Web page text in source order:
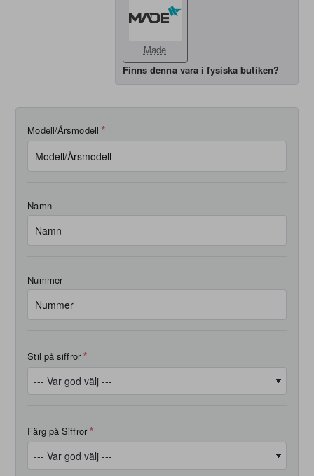
Made
Finns denna vara i fysiska butiken?
Modell/Årsmodell
Namn
Nummer
Stil på siffror
Färg på Siffror